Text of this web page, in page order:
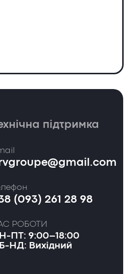
підтримка
(093) 261 28 98
РОБОТИ
ПТ: 9:00–18:00
НД: Вихідний